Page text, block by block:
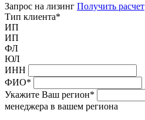
Запрос на лизинг Получить расчет
Тип клиента*
ИП
ИП
ФЛ
ЮЛ
ИНН
ФИО*
Укажите Ваш регион*
менеджера в вашем региона